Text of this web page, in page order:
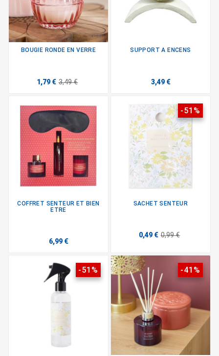
BOUGIE RONDE EN VERRE
1,79 € 3,49 €
SUPPORT A ENCENS
3,49 €
COFFRET SENTEUR ET BIEN
ETRE
6,99 €
-51%
SACHET SENTEUR
0,49 € 0,99 €
-51% -41%